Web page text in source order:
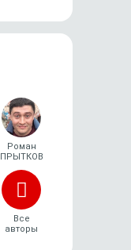
ГОРОДСКОЕ
«Строительный
в тисках»
Роман
ПРЫТКОВ
Все
авторы